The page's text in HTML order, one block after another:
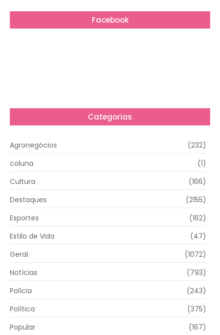
Facebook
Categorias
Agronegócios
(232)
coluna
(1)
Cultura
(166)
Destaques
(2155)
Esportes
(162)
Estilo de Vida
(47)
Geral
(1072)
Notícias
(793)
Polícia
(243)
Política
(375)
Popular
(167)